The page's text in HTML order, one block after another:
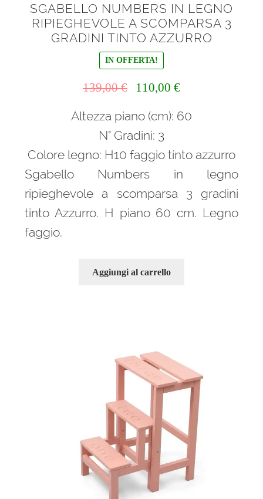
SGABELLO NUMBERS IN LEGNO
RIPIEGHEVOLE A SCOMPARSA 3
GRADINI TINTO AZZURRO
IN OFFERTA!
139,00€
originale
139,00 €.
110,00 €Il
attuale
Altezza piano (cm): 60
N° Gradini: 3
Colore legno: H10 faggio tinto azzurro
Sgabello Numbers in legno
ripieghevole a scomparsa 3 gradini
tinto Azzurro. H piano 60 cm. Legno
faggio.
Aggiungi al carrello